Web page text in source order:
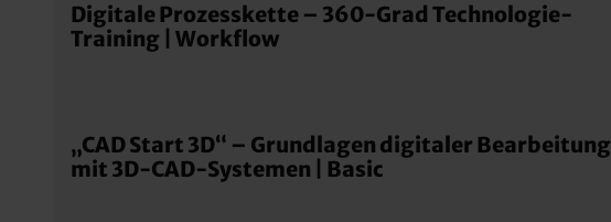
Digitale Prozesskette – 360-Grad Technologie-
Training | Workflow
„CAD Start 3D“ – Grundlagen digitaler Bearbeitung
mit 3D-CAD-Systemen | Basic